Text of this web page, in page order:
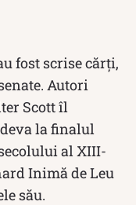
fost scrise cărți,
Autori
Scott îl
la finalul
al XIII-
Inimă de Leu
său.